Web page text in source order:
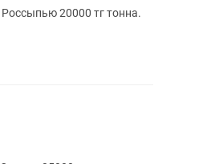
20000 тг тонна.